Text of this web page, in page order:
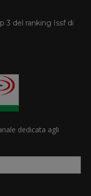
3 del ranking Issf di
dedicata agli